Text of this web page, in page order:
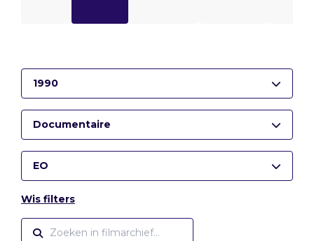
1990
Documentaire
EO
Wis filters